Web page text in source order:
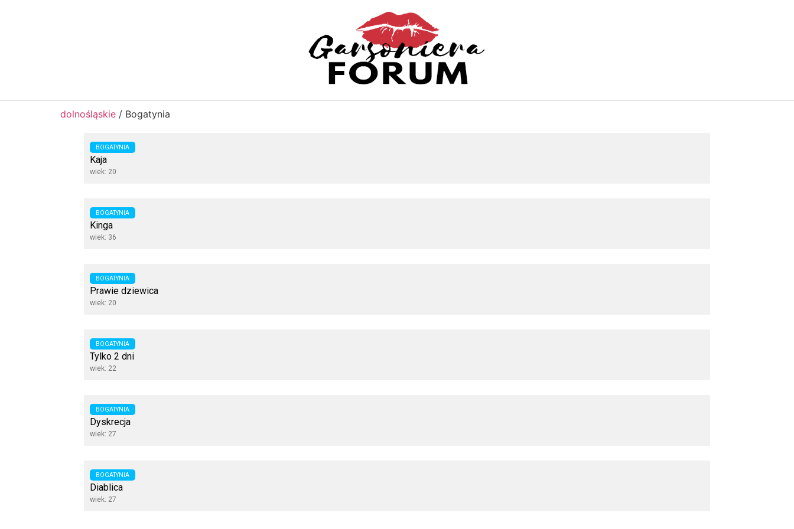
dolnośląskie / Bogatynia
BOGATYNIA
Kaja
wiek: 20
BOGATYNIA
Kinga
wiek: 36
BOGATYNIA
Prawie dziewica
wiek: 20
BOGATYNIA
Tylko 2 dni
wiek: 22
BOGATYNIA
Dyskrecja
wiek: 27
BOGATYNIA
Diablica
wiek: 27